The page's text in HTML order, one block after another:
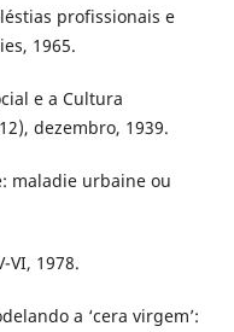
profissionais e
1965.
e a Cultura
dezembro, 1939.
maladie urbaine ou
VI, 1978.
a ‘cera virgem’: